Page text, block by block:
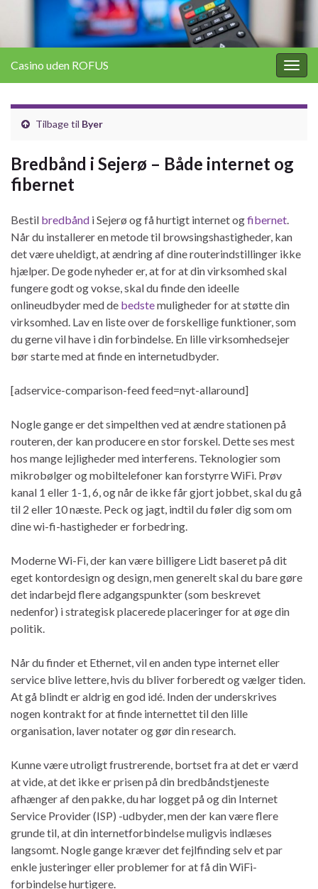
Casino uden ROFUS
Tilbage til Byer
Bredbånd i Sejerø – Både internet og
fibernet
Bestil bredbånd i Sejerø og få hurtigt internet ogfibernet
Når du installerer en metode til browsingshastigheder, kan
det være uheldigt, at ændring af dine routerindstillinger ikke
hjælper. De gode nyheder er, at for at din virksomhed skal
fungere godt og vokse, skal du finde den ideelle
onlineudbyder med de bedstemuligheder for at støtte din
virksomhed. Lav en liste over de forskellige funktioner, som
du gerne vil have i din forbindelse. En lille virksomhedsejer
bør starte med at finde en internetudbyder.
[adservice-comparison-feed feed=nyt-allaround]
Nogle gange er det simpelthen ved at ændre stationen på
routeren, der kan producere en stor forskel. Dette ses mest
hos mange lejligheder med interferens. Teknologier som
mikrobølger og mobiltelefoner kan forstyrre WiFi. Prøv
kanal 1 eller 1-1, 6, og når de ikke får gjort jobbet, skal du gå
til 2 eller 10 næste. Peck og jagt, indtil du føler dig som om
dine wi-fi-hastigheder er forbedring.
Moderne Wi-Fi, der kan være billigere Lidt baseret på dit
eget kontordesign og design, men generelt skal du bare gøre
det indarbejd flere adgangspunkter (som beskrevet
nedenfor) i strategisk placerede placeringer for at øge din
politik.
Når du finder et Ethernet, vil en anden type internet eller
service blive lettere, hvis du bliver forberedt og vælger tiden.
At gå blindt er aldrig en god idé. Inden der underskrives
nogen kontrakt for at finde internettet til den lille
organisation, laver notater og gør din research.
Kunne være utroligt frustrerende, bortset fra at det er værd
at vide, at det ikke er prisen på din bredbåndstjeneste
afhænger af den pakke, du har logget på og din Internet
Service Provider (ISP) -udbyder, men der kan være flere
grunde til, at din internetforbindelse muligvis indlæses
langsomt. Nogle gange kræver det fejlfinding selv et par
enkle justeringer eller problemer for at få din WiFi-
forbindelse hurtigere.